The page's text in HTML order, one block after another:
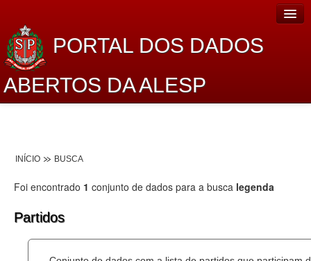
PORTAL DOS DADOS
ABERTOS DA ALESP
Lei de Acesso à Informação
Dados Governamentais Abertos
INÍCIO BUSCA
Foi encontrado 1 conjunto de dados para a busca legenda
Partidos